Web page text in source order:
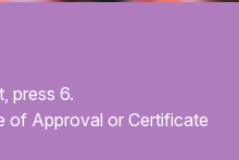
press 6.
of Approval or Certificate